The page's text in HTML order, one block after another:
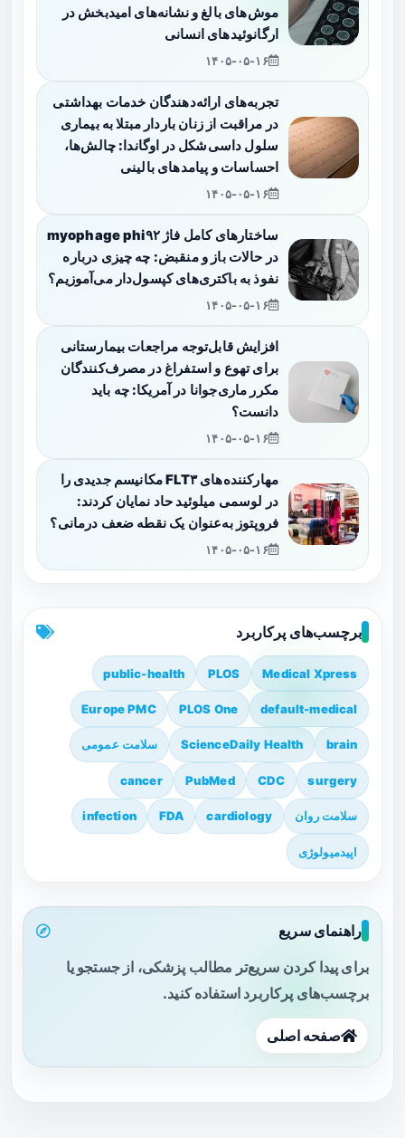
موش‌های بالغ و نشانه‌های امیدبخش در
ارگانوئیدهای انسانی
۱۴۰۵-۰۵-۱۶
تجربه‌های ارائه‌دهندگان خدمات بهداشتی
در مراقبت از زنان باردار مبتلا به بیماری
سلول داسی‌شکل در اوگاندا: چالش‌ها،
احساسات و پیامدهای بالینی
۱۴۰۵-۰۵-۱۶
ساختارهای کامل فاژ myophage phi۹۲
در حالات باز و منقبض: چه چیزی درباره
نفوذ به باکتری‌های کپسول‌دار می‌آموزیم؟
۱۴۰۵-۰۵-۱۶
افزایش قابل‌توجه مراجعات بیمارستانی
برای تهوع و استفراغ در مصرف‌کنندگان
مکرر ماری‌جوانا در آمریکا: چه باید
دانست؟
۱۴۰۵-۰۵-۱۶
مهارکننده‌های FLT۳ مکانیسم جدیدی را
در لوسمی میلوئید حاد نمایان کردند:
فروپتوز به‌عنوان یک نقطه ضعف درمانی؟
۱۴۰۵-۰۵-۱۶
برچسب‌های پرکاربرد
Medical Xpress
PLOS
public-health
default-medical
PLOS One
Europe PMC
brain
ScienceDaily Health سلامت عمومی
surgery
CDC
PubMed
cancer
سلامت روان cardiology
FDA
infection
اپیدمیولوژی
راهنمای سریع
برای پیدا کردن سریع‌تر مطالب پزشکی، از جستجو یا
برچسب‌های پرکاربرد استفاده کنید.
صفحه اصلی